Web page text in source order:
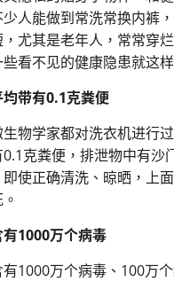
人能做到常洗常换内裤
尤其是老年人，常常穿
看不见的健康隐患就这
带有0.1克粪便
学家都对洗衣机进行
克粪便，排泄物中有沙
使正确清洗、晾晒，上
1000万个病毒
万个病毒、100万个